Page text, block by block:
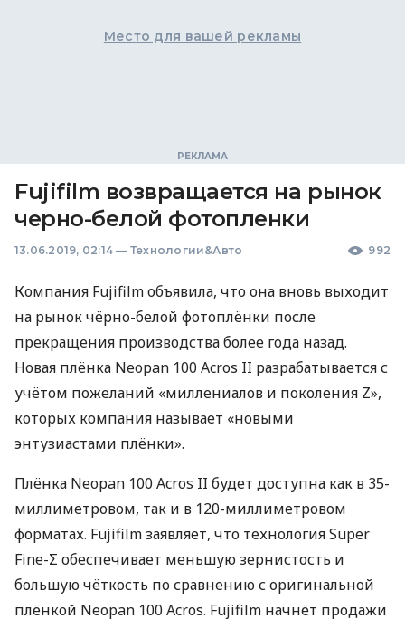
Место для вашей рекламы
Fujifilm возвращается на рынок
черно-белой фотопленки
13.06.2019, 02:14 — Технологии&Авто 992
Компания Fujifilm объявила, что она вновь выходит
на рынок чёрно-белой фотоплёнки после
прекращения производства более года назад.
Новая плёнка Neopan 100 Acros II разрабатывается с
учётом пожеланий «миллениалов и поколения Z»,
которых компания называет «новыми
энтузиастами плёнки».
Плёнка Neopan 100 Acros II будет доступна как в 35-
миллиметровом, так и в 120-миллиметровом
форматах. Fujifilm заявляет, что технология Super
Fine-Σ обеспечивает меньшую зернистость и
большую чёткость по сравнению с оригинальной
плёнкой Neopan 100 Acros. Fujifilm начнёт продажи